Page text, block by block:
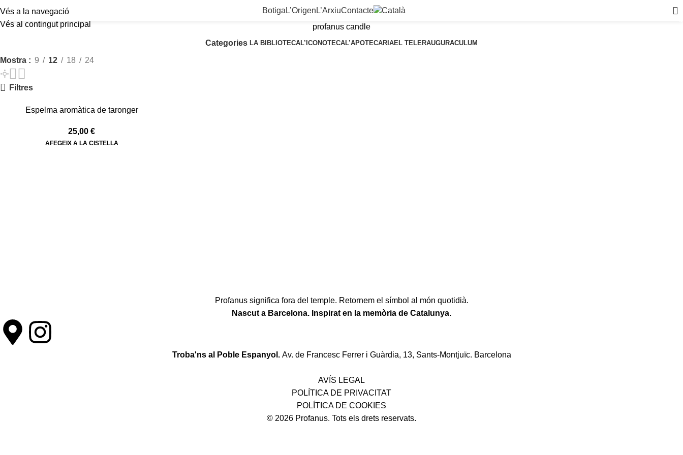
Vés a la navegació
Vés al contingut principal
Botiga L’Origen L’ArxiuContacte
profanus candle
Categories LA BIBLIOTECAL’ICONOTECAL’APOTECARIAEL TELERAUGURACULUM
Mostra 9 12 18 24
Filtres
Espelma aromàtica de taronger
25,00 €
AFEGEIX A LA CISTELLA
Profanus significa fora del temple. Retornem el símbol al món quotidià.
Nascut a Barcelona. Inspirat en la memòria de Catalunya.
Troba'ns al Poble Espanyol. Av. de Francesc Ferrer i Guàrdia, 13, Sants-Montjuïc. Barcelona
AVÍS LEGAL
POLÍTICA DE PRIVACITAT
POLÍTICA DE COOKIES
© 2026 Profanus. Tots els drets reservats.